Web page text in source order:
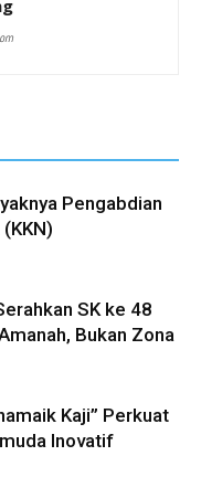
Pengabdian
SK ke 48
Bukan Zona
Kaji” Perkuat
Inovatif